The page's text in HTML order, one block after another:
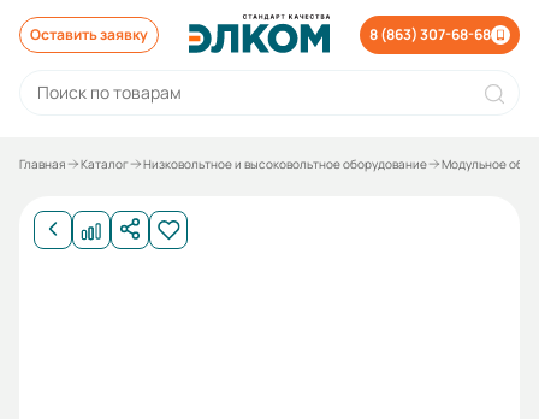
Оставить заявку 8 (863) 307-68-68
Главная Каталог Низковольтное и высоковольтное оборудование Модульное